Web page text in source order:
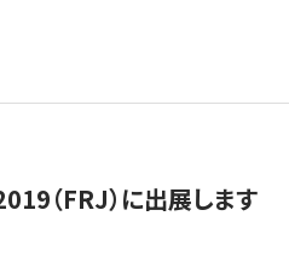
（FRJ）に出展します